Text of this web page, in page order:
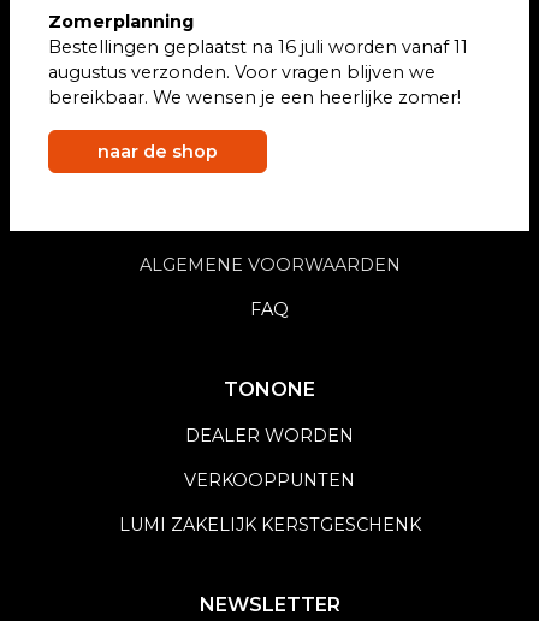
BESTELLEN
BETALEN
VERZENDEN
RETOURNEREN
ALGEMENE VOORWAARDEN
FAQ
TONONE
DEALER WORDEN
VERKOOPPUNTEN
LUMI ZAKELIJK KERSTGESCHENK
NEWSLETTER
Zomerplanning
Bestellingen geplaatst na 16 juli worden vanaf 11
augustus verzonden. Voor vragen blijven we
bereikbaar. We wensen je een heerlijke zomer!
naar de shop